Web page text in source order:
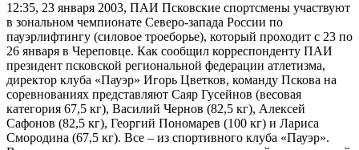
12:35, 23 января 2003, ПАИ Псковские спортсмены участвуют
в зональном чемпионате Северо-запада России по
пауэрлифтингу (силовое троеборье), который проходит с 23 по
26 января в Череповце. Как сообщил корреспонденту ПАИ
президент псковской региональной федерации атлетизма,
директор клуба «Пауэр» Игорь Цветков, команду Пскова на
соревнованиях представляют Саяр Гусейнов (весовая
категория 67,5 кг), Василий Чернов (82,5 кг), Алексей
Сафонов (82,5 кг), Георгий Пономарев (100 кг) и Лариса
Смородина (67,5 кг). Все – из спортивного клуба «Пауэр».